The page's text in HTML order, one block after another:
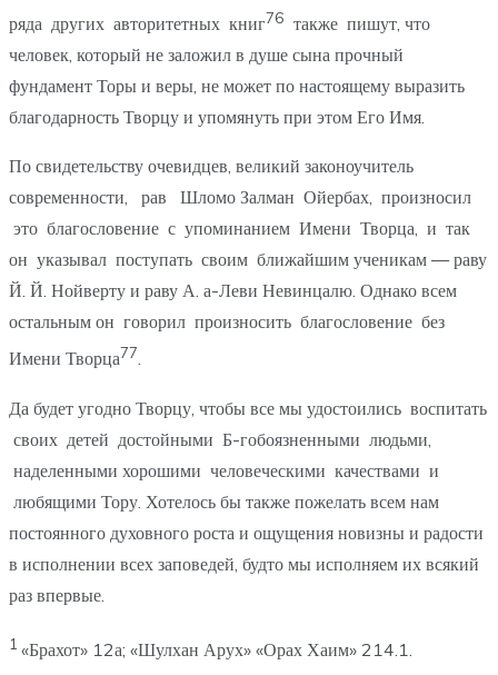
ряда других авторитетных книг76 также пишут, что
человек, который не заложил в душе сына прочный
фундамент Торы и веры, не может по настоящему выразить
благодарность Творцу и упомянуть при этом Его Имя.
По свидетельству очевидцев, великий законоучитель
современности, рав Шломо Залман Ойербах, произносил
это благословение с упоминанием Имени Творца, и так
он указывал поступать своим ближайшим ученикам — раву
Й. Й. Нойверту и раву А. а-Леви Невинцалю. Однако всем
остальным он говорил произносить благословение без
Имени Творца77.
Да будет угодно Творцу, чтобы все мы удостоились воспитать
своих детей достойными Б-гобоязненными людьми,
наделенными хорошими человеческими качествами и
любящими Тору. Хотелось бы также пожелать всем нам
постоянного духовного роста и ощущения новизны и радости
в исполнении всех заповедей, будто мы исполняем их всякий
раз впервые.
1 «Брахот» 12а; «Шулхан Арух» «Орах Хаим» 214.1.